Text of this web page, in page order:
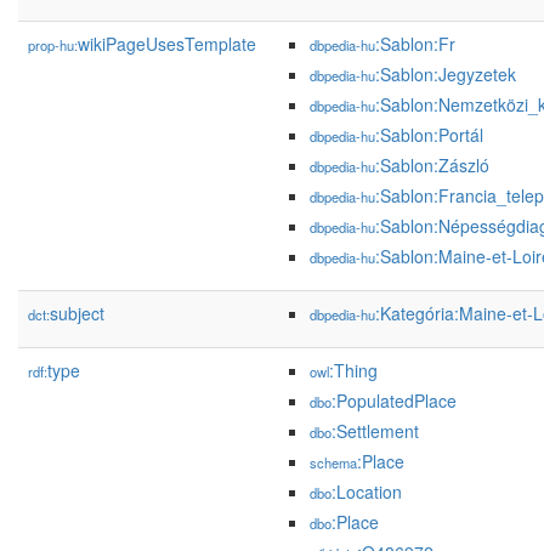
prop-hu:wikiPageUsesTemplate dbpedia-hu:Sablon:Fr
dbpedia-hu:Sablon:Jegyzetek
dbpedia-hu
dbpedia-hu:Sablon:Portál
dbpedia-hu:Sablon:Zászló
dbpedia-hu
dbpedia-hu
dbpedia-hu:Sablon:Maine-et-
dct:subject dbpedia-hu:Kategória:Maine-et-
rdf:type owl:Thing
dbo:PopulatedPlace
dbo:Settlement
schema:Place
dbo:Location
dbo:Place